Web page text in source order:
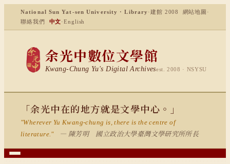
National Sun Yat-sen University · Library ·建館 2008 網站地圖 ·
聯絡我們
中文·English
余光中數位文學館
Kwang-Chung Yu's Digital Archivesest. 2008 · NSYSU
「余光中在的地方就是文學中心。」
"Wherever Yu Kwang-chung is, there is the centre of
literature."
— 陳芳明 國立政治大學臺灣文學研究所所長